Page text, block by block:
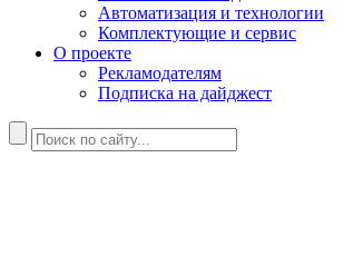
Автоматизация и технологии
Комплектующие и сервис
О проекте
Рекламодателям
Подписка на дайджест